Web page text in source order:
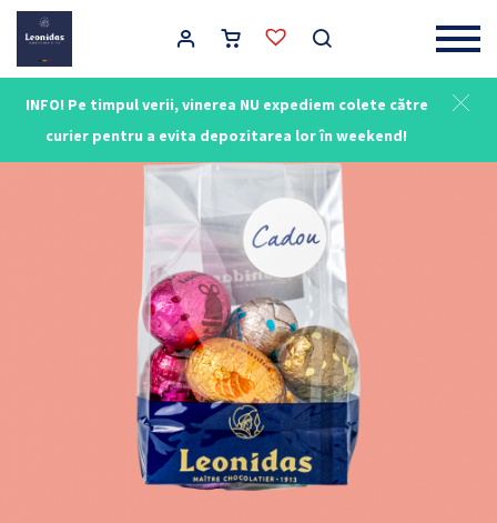
INFO! Pe timpul verii, vinerea NU expediem colete către
curier pentru a evita depozitarea lor în weekend!
Main Navigation